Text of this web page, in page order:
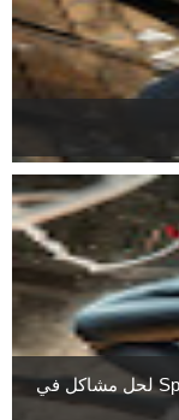
تحديث جديد للعبة Spider Man Miles Morales لحل مشاكل في